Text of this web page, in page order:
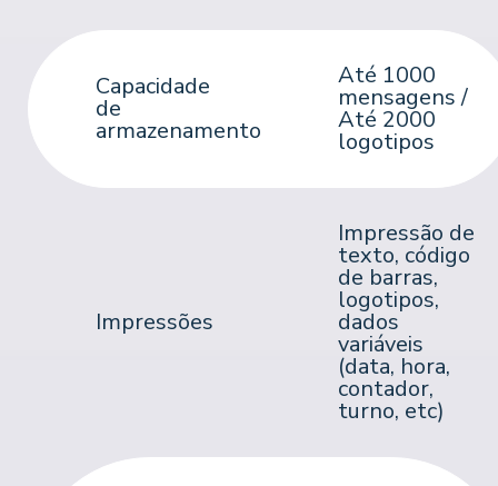
Capacidade
de
armazenamento
Até 1000
mensagens /
Até 2000
logotipos
Impressões
Impressão de
texto, código
de barras,
logotipos,
dados
variáveis
(data, hora,
contador,
turno, etc)